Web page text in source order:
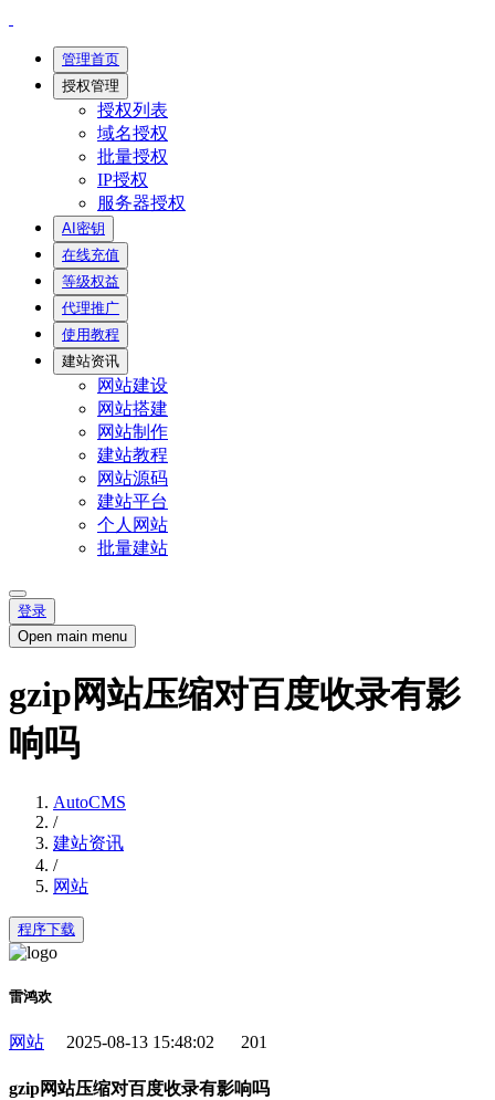
管理首页
授权管理
授权列表
域名授权
批量授权
IP授权
服务器授权
AI密钥
在线充值
等级权益
代理推广
使用教程
建站资讯
网站建设
网站搭建
网站制作
建站教程
网站源码
建站平台
个人网站
批量建站
登录
Open main menu
gzip网站压缩对百度收录有影
响吗
AutoCMS
/
建站资讯
/
网站
程序下载
雷鸿欢
网站 2025-08-13 15:48:02 201
gzip网站压缩对百度收录有影响吗